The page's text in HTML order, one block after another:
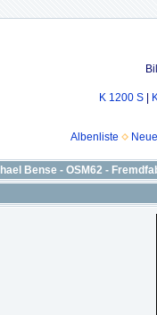
K 1200 S
Albenliste
Bense - OSM62 -